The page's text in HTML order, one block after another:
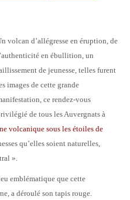
volcan d’allégresse en éruption, de
en ébullition, un
de jeunesse, telles furent
images de cette grande
ce rendez-vous
de tous les Auvergnats à
volcanique sous les étoiles de
qu’elles soient naturelles,
».
emblématique que cette
a déroulé son tapis rouge.